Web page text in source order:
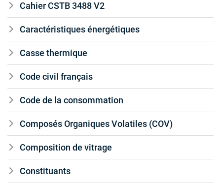
Cahier CSTB 3488 V2
Caractéristiques énergétiques
Casse thermique
Code civil français
Code de la consommation
Composés Organiques Volatiles (COV)
Composition de vitrage
Constituants